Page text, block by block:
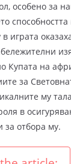
особено за
способността
играта
Купата на
за
му
в
отбора му.